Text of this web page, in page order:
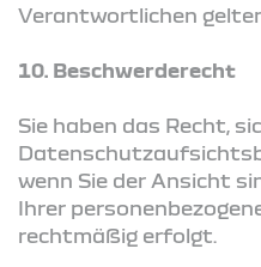
Verantwortlichen
10. Beschwerderecht
Sie haben das Recht,
wenn Sie der Ansicht
Ihrer
rechtmäßig erfolgt.